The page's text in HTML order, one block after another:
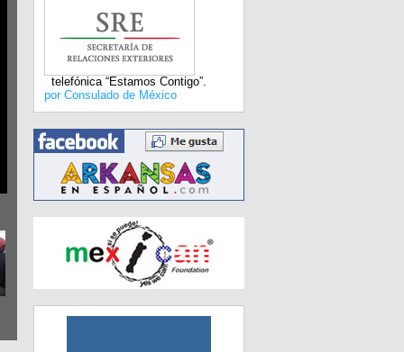
telefónica “Estamos Contigo”.
por Consulado de México